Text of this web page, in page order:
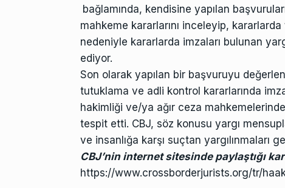
bağlamında, kendisine yapılan
mahkeme kararlarını inceleyip, kararlarda
nedeniyle kararlarda imzaları bulunan
ediyor.
Son olarak yapılan bir başvuruyu
tutuklama ve adli kontrol kararlarında
hakimliği ve/ya ağır ceza
tespit etti. CBJ, söz konusu yargı
ve insanlığa karşı suçtan yargılınmaları
CBJ’nin internet sitesinde paylaştığı
https://www.crossborderjurists.org/tr/